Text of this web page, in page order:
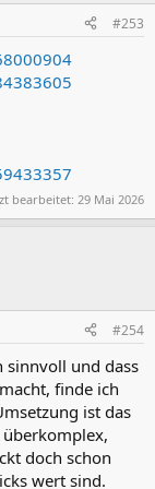
#253
bearbeitet: 29 Mai 2026
#254
sinnvoll und dass
finde ich
ist das
doch schon
wert sind.